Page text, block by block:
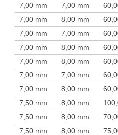
7,00 mm 7,00 mm
7,00 mm
8,00 mm
7,00 mm
7,00 mm
7,00 mm
8,00 mm
7,00 mm
8,00 mm
7,00 mm
7,00 mm
7,00 mm
8,00 mm
7,50 mm
8,00 mm
7,50 mm
8,00 mm
7,50 mm
8,00 mm